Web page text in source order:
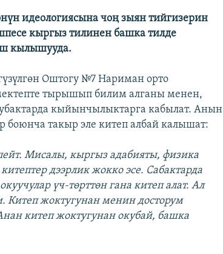
идеологиясына чоң зыян тийгизерин
кыргыз тилинен башка тилде
кылышууда.
Оштогу №7 Нариман орто
тырышып билим алганы менен,
кыйынчылыктарга кабылат. Анын
боюнча такыр эле китеп албай калышат:
Мисалы, кыргыз адабияты, физика
дээрлик жокко эсе. Сабактарда
үч-төрттөн гана китеп алат. Ал
Китеп жоктугунан менин досторум
китеп жоктугунан окубай, башка